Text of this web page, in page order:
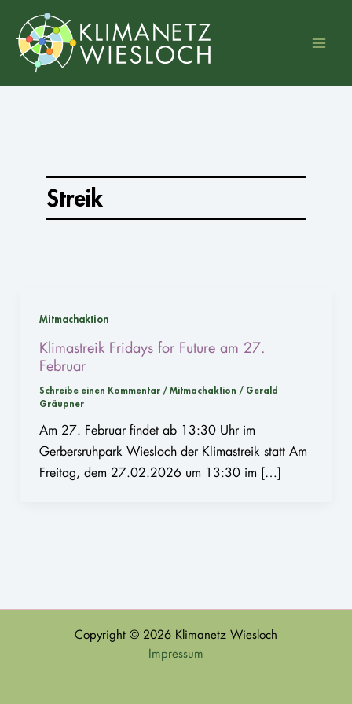
Inhalt
springen
Streik
Mitmachaktion
Klimastreik Fridays for Future am 27.
Februar
Schreibe einen Kommentar / Mitmachaktion / Gerald
Gräupner
Am 27. Februar findet ab 13:30 Uhr im
Gerbersruhpark Wiesloch der Klimastreik statt Am
Freitag, dem 27.02.2026 um 13:30 im […]
Copyright © 2026 Klimanetz Wiesloch
Impressum